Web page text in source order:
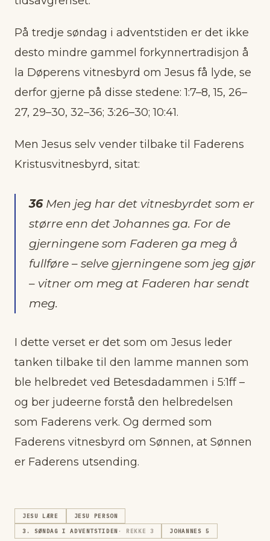
På tredje søndag i adventstiden er det ikke
desto mindre gammel forkynnertradisjon å
la Døperens vitnesbyrd om Jesus få lyde, se
derfor gjerne på disse stedene: 1:7–8, 15, 26–
27, 29–30, 32–36; 3:26–30; 10:41.
Men Jesus selv vender tilbake til Faderens
Kristusvitnesbyrd, sitat:
36Men jeg har det vitnesbyrdet som er
større enn det Johannes ga. For de
gjerningene som Faderen ga meg å
fullføre – selve gjerningene som jeg gjør
– vitner om meg at Faderen har sendt
meg.
I dette verset er det som om Jesus leder
tanken tilbake til den lamme mannen som
ble helbredet ved Betesdadammen i 5:1ff –
og ber judeerne forstå den helbredelsen
som Faderens verk. Og dermed som
Faderens vitnesbyrd om Sønnen, at Sønnen
er Faderens utsending.
JESU LÆRE JESU PERSON
3. SØNDAG I ADVENTSTIDEN · REKKE 3 JOHANNES 5